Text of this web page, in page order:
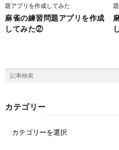
題アプリを作成してみた
麻雀の練習問題アプリを作成
してみた②
カテゴリー